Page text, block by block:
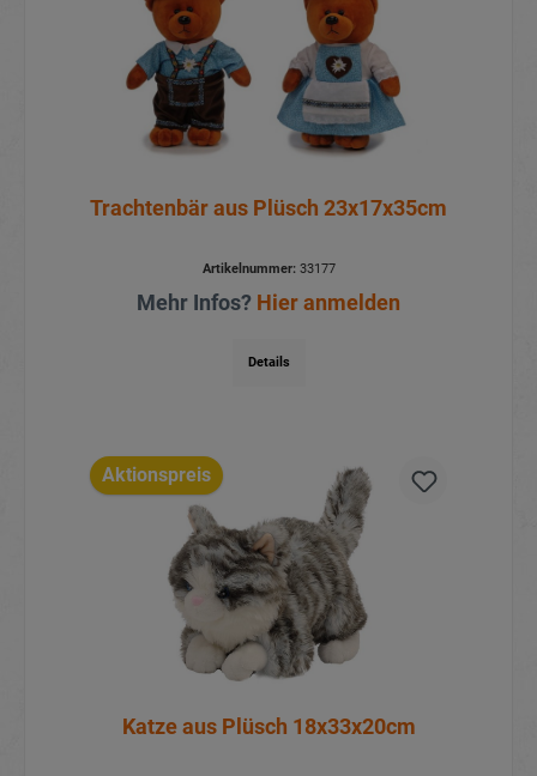
Trachtenbär aus Plüsch 23x17x35cm
Artikelnummer:33177
Mehr Infos? Hier anmelden
Details
Aktionspreis
Katze aus Plüsch 18x33x20cm